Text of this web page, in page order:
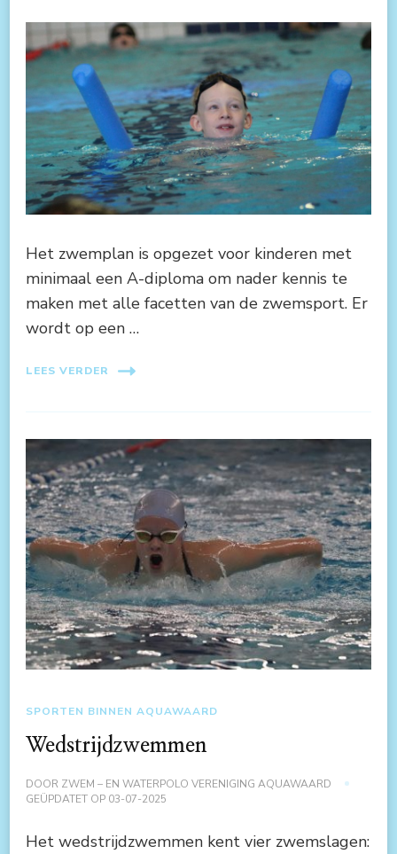
Het zwemplan is opgezet voor kinderen met
minimaal een A-diploma om nader kennis te
maken met alle facetten van de zwemsport. Er
wordt op een …
LEES VERDER
SPORTEN BINNEN AQUAWAARD
Wedstrijdzwemmen
DOOR ZWEM – EN WATERPOLO VERENIGING AQUAWAARD
GEÜPDATET OP 03-07-2025
Het wedstrijdzwemmen kent vier zwemslagen: